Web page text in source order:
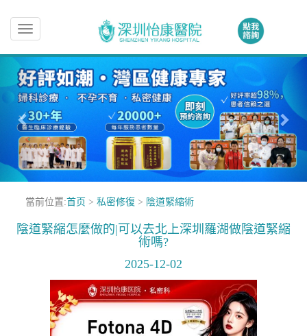
Toggle
navigation
當前位置:首页 > 私密修復 > 陰道緊縮術
陰道緊縮怎麼做的|可以去北上深圳羅湖做陰道緊縮
術嗎?
2025-12-02